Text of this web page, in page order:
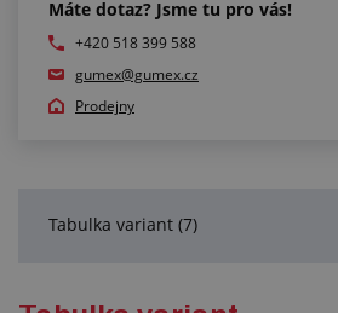
Máte dotaz? Jsme tu pro vás!
+420 518 399 588
gumex@gumex.cz
Prodejny
Tabulka variant (7)